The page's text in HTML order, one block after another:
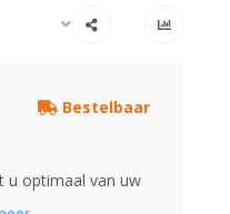
Bestelbaar
u optimaal van uw